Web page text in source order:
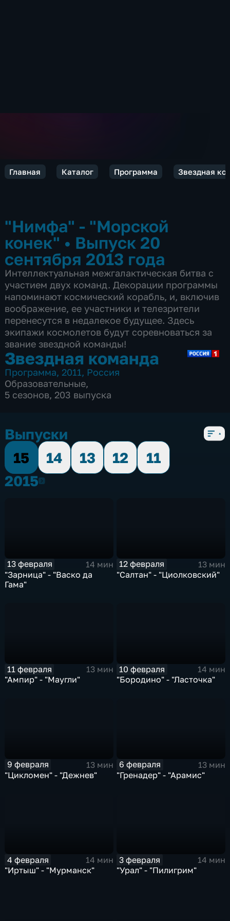
Главная Каталог Программа Звездная
"Нимфа" - "Морской
конек" • Выпуск 20
сентября 2013 года
Интеллектуальная межгалактическая битва с
участием двух команд. Декорации программы
напоминают космический корабль, и, включив
воображение, ее участники и телезрители
перенесутся в недалекое будущее. Здесь
экипажи космолетов будут соревноваться за
звание звездной команды!
Звездная команда
Программа, 2011, Россия
Образовательные,
5 сезонов, 203 выпуска
Выпуски
15
14 13 12
11
20152015
13 февраля
14 мин
"Зарница" - "Васко да
Гама"
12 февраля
13 мин
"Салтан" - "Циолковский"
11 февраля
13 мин
"Ампир" - "Маугли"
10 февраля
14 мин
"Бородино" - "Ласточка"
9 февраля
13 мин
"Цикломен" - "Дежнев"
6 февраля
13 мин
"Гренадер" - "Арамис"
4 февраля
14 мин
"Иртыш" - "Мурманск"
3 февраля
14 мин
"Урал" - "Пилигрим"